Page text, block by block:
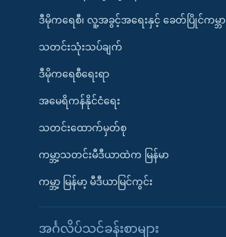
ဒီမိုကရေစီ၊ လူ့အခွင့်အရေးနှင့် ခေတ်ပြိုင်ကမ္ဘာ
သတင်းသုံးသပ်ချက်
ဒီမိုကရေစီရေးရာ
အမေရိကန်နိုင်ငံရေး
သတင်းထောက်မှတ်စု
ကမ္ဘာ့သတင်းမီဒီယာထဲက မြန်မာ
ကမ္ဘာ့ မြန်မာ့ မီဒီယာမြင်ကွင်း
အင်္ဂလိပ်သင်ခန်းစာများ